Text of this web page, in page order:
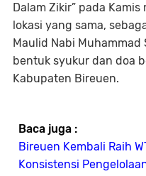
Dalam Zikir” pada
lokasi yang sama,
Maulid Nabi Muhammad
bentuk syukur dan doa
Kabupaten Bireuen.
Baca juga :
Bireuen Kembali Raih
Konsistensi